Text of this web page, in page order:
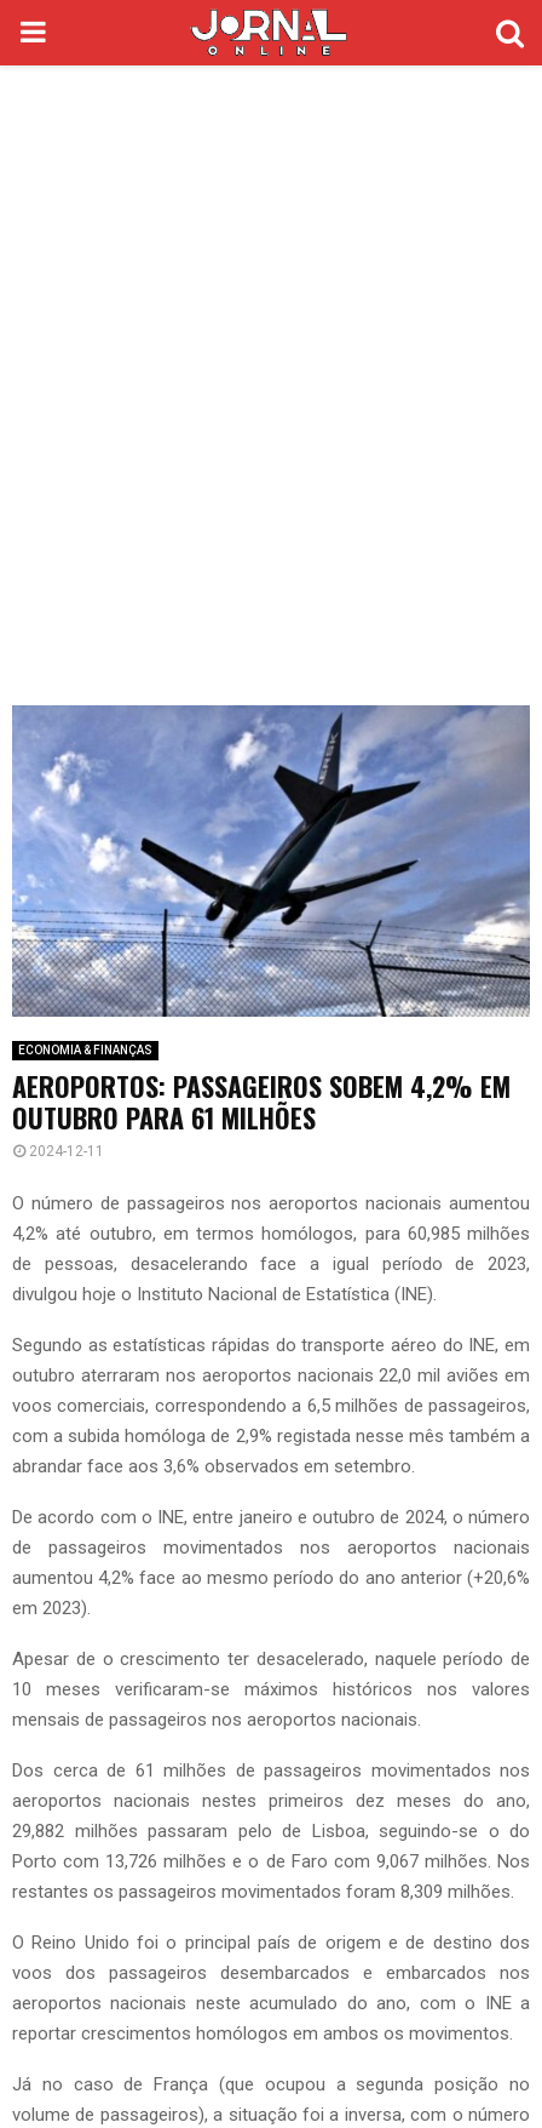
PRIMARY
ECONOMIA & FINANÇAS
AEROPORTOS: PASSAGEIROS SOBEM 4,2% EM
OUTUBRO PARA 61 MILHÕES
2024-12-11
O número de passageiros nos aeroportos nacionais aumentou
4,2% até outubro, em termos homólogos, para 60,985 milhões
de pessoas, desacelerando face a igual período de 2023,
divulgou hoje o Instituto Nacional de Estatística (INE).
Segundo as estatísticas rápidas do transporte aéreo do INE, em
outubro aterraram nos aeroportos nacionais 22,0 mil aviões em
voos comerciais, correspondendo a 6,5 milhões de passageiros,
com a subida homóloga de 2,9% registada nesse mês também a
abrandar face aos 3,6% observados em setembro.
De acordo com o INE, entre janeiro e outubro de 2024, o número
de passageiros movimentados nos aeroportos nacionais
aumentou 4,2% face ao mesmo período do ano anterior (+20,6%
em 2023).
Apesar de o crescimento ter desacelerado, naquele período de
10 meses verificaram-se máximos históricos nos valores
mensais de passageiros nos aeroportos nacionais.
Dos cerca de 61 milhões de passageiros movimentados nos
aeroportos nacionais nestes primeiros dez meses do ano,
29,882 milhões passaram pelo de Lisboa, seguindo-se o do
Porto com 13,726 milhões e o de Faro com 9,067 milhões. Nos
restantes os passageiros movimentados foram 8,309 milhões.
O Reino Unido foi o principal país de origem e de destino dos
voos dos passageiros desembarcados e embarcados nos
aeroportos nacionais neste acumulado do ano, com o INE a
reportar crescimentos homólogos em ambos os movimentos.
Já no caso de França (que ocupou a segunda posição no
volume de passageiros), a situação foi a inversa, com o número